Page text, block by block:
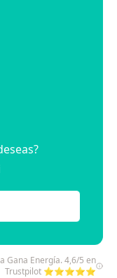
Gana Energía. 4,6/5 en
Trustpilot ⭐⭐⭐⭐⭐